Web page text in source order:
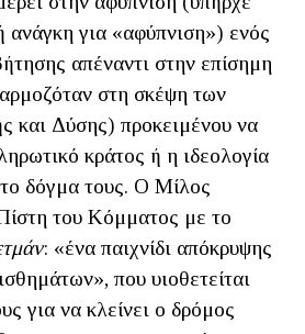
ανάγκη για «αφύπνιση») ενός
απέναντι στην επίσημη
στη σκέψη των
και Δύσης) προκειμένου να
κράτος ή η ιδεολογία
δόγμα τους. Ο Μίλος
του Κόμματος με το
: «ένα παιχνίδι απόκρυψης
που υιοθετείται
για να κλείνει ο δρόμος